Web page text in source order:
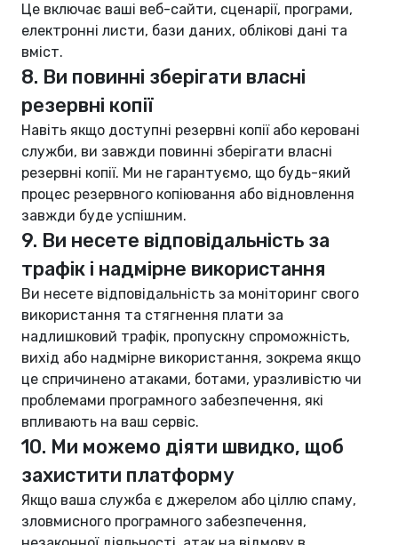
Це включає ваші веб-сайти, сценарії, програми,
електронні листи, бази даних, облікові дані та
вміст.
8. Ви повинні зберігати власні
резервні копії
Навіть якщо доступні резервні копії або керовані
служби, ви завжди повинні зберігати власні
резервні копії. Ми не гарантуємо, що будь-який
процес резервного копіювання або відновлення
завжди буде успішним.
9. Ви несете відповідальність за
трафік і надмірне використання
Ви несете відповідальність за моніторинг свого
використання та стягнення плати за
надлишковий трафік, пропускну спроможність,
вихід або надмірне використання, зокрема якщо
це спричинено атаками, ботами, уразливістю чи
проблемами програмного забезпечення, які
впливають на ваш сервіс.
10. Ми можемо діяти швидко, щоб
захистити платформу
Якщо ваша служба є джерелом або ціллю спаму,
зловмисного програмного забезпечення,